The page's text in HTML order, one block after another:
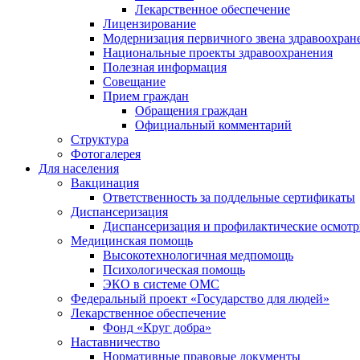
Лекарственное обеспечение
Лицензирование
Модернизация первичного звена
Национальные проекты здравоохранения
Полезная информация
Совещание
Прием граждан
Обращения граждан
Официальный комментарий
Структура
Фотогалерея
Для населения
Вакцинация
Ответственность за поддельные сертификаты
Диспансеризация
Диспансеризация и профилактические
Медицинская помощь
Высокотехнологичная медпомощь
Психологическая помощь
ЭКО в системе ОМС
Федеральный проект «Государство для людей»
Лекарственное обеспечение
Фонд «Круг добра»
Наставничество
Нормативные правовые документы